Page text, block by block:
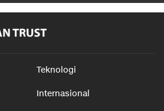
Teknologi
Internasional